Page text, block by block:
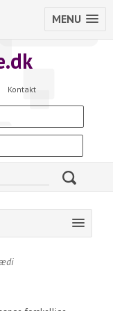
MENU
Kontakt